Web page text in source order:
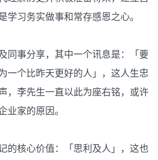
学习务实做事和常存感恩之心。
同事分享，其中一个讯息是：「要
一个比昨天更好的人」，这人生忠
，李先生一直以此为座右铭，或许
业家的原因。
的核心价值：「思利及人」，这也